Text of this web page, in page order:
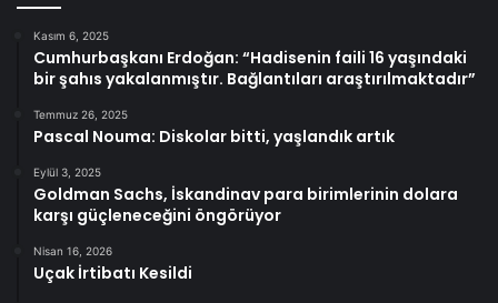
Kasım 6, 2025
Cumhurbaşkanı Erdoğan: “Hadisenin faili 16 yaşındaki
bir şahıs yakalanmıştır. Bağlantıları araştırılmaktadır”
Temmuz 26, 2025
Pascal Nouma: Diskolar bitti, yaşlandık artık
Eylül 3, 2025
Goldman Sachs, İskandinav para birimlerinin dolara
karşı güçleneceğini öngörüyor
Nisan 16, 2026
Uçak İrtibatı Kesildi